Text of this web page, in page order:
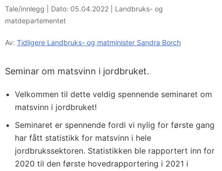
Tale/innlegg | Dato: 05.04.2022
Landbruks- og
matdepartementet
Av: Tidligere Landbruks- og matminister Sandra Borch
Seminar om matsvinn i jordbruket.
Velkommen til dette veldig spennende seminaret om
matsvinn i jordbruket!
Seminaret er spennende fordi vi nylig for første gang
har fått statistikk for matsvinn i hele
jordbrukssektoren. Statistikken ble rapportert inn for
2020 til den første hovedrapportering i 2021 i